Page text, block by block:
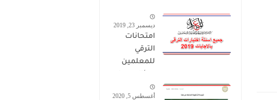
عن اسماء
المعلمين
لتدريبات
ديسمبر 23, 2019
امتحانات
الترقي
للمعلمين
حمل من هنا
أغسطس 5, 2020